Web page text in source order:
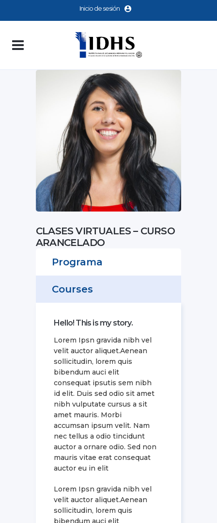
Inicio de sesión
CLASES VIRTUALES – CURSO
ARANCELADO
Programa
Courses
Hello! This is my story.
Lorem Ipsn gravida nibh vel
velit auctor aliquet.Aenean
sollicitudin, lorem quis
bibendum auci elit
consequat ipsutis sem nibh
id elit. Duis sed odio sit amet
nibh vulputate cursus a sit
amet mauris. Morbi
accumsan ipsum velit. Nam
nec tellus a odio tincidunt
auctor a ornare odio. Sed non
mauris vitae erat consequat
auctor eu in elit
Lorem Ipsn gravida nibh vel
velit auctor aliquet.Aenean
sollicitudin, lorem quis